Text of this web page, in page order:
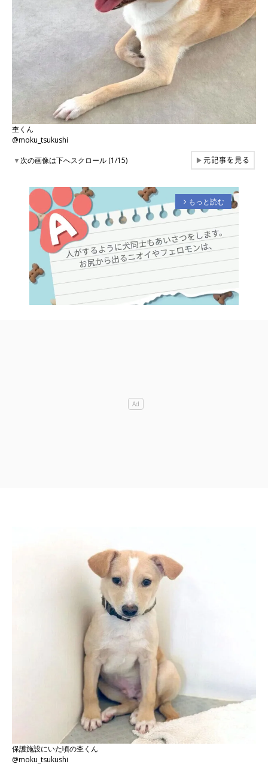
杢くん
@moku_tsukushi
▼次の画像は下へスクロール (1/15) ▶元記事を見る
arrow_forward_ios もっと読む
保護施設にいた頃の杢くん
@moku_tsukushi